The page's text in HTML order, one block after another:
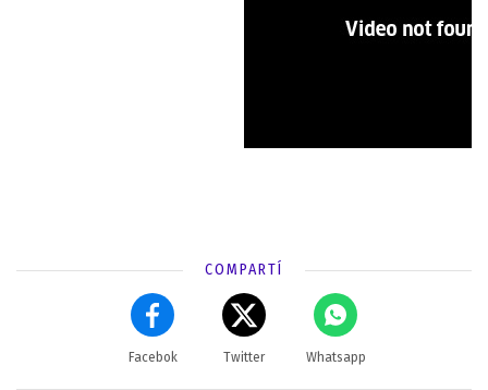
COMPARTÍ
Facebok Twitter Whatsapp